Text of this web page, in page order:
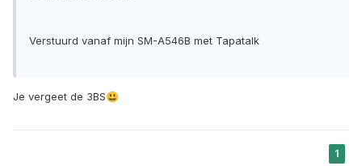
Verstuurd vanaf mijn SM-A546B met Tapatalk
Je vergeet de 3BS😃
1